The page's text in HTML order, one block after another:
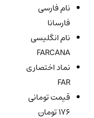
نام فارسی
فارسانا
نام انگلیسی
FARCANA
نماد اختصاری
FAR
قیمت تومانی
176 تومان